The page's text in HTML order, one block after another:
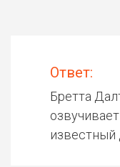
Ответ:
Бретта
озвучивает
известный